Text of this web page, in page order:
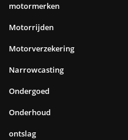
motormerken
Motorrijden
Motorverzekering
Narrowcasting
Ondergoed
Onderhoud
ontslag